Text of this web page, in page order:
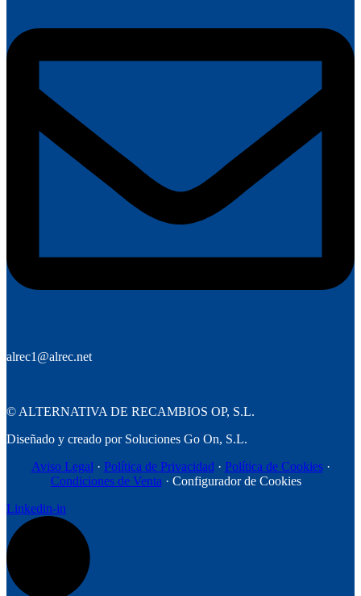
alrec1@alrec.net
© ALTERNATIVA DE RECAMBIOS OP, S.L.
Diseñado y creado por Soluciones Go On, S.L.
Aviso Legal · Política de Privacidad · Política de Cookies·
Condiciones de Venta · Configurador de Cookies
Linkedin-in